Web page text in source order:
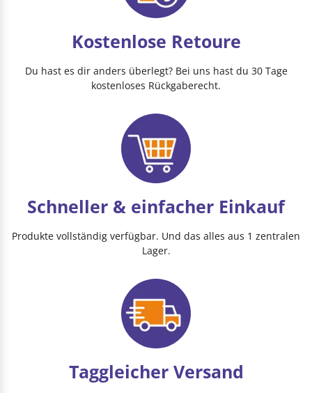
Kostenlose Retoure
Du hast es dir anders überlegt? Bei uns hast du 30 Tage
kostenloses Rückgaberecht.
Schneller & einfacher Einkauf
Produkte vollständig verfügbar. Und das alles aus 1 zentralen
Lager.
Taggleicher Versand